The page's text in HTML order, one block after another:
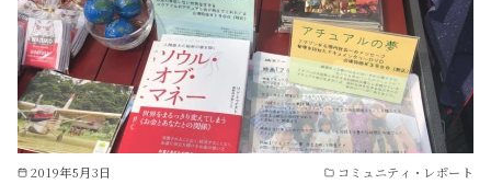
2019年5月3日 コミュニティ・レポート